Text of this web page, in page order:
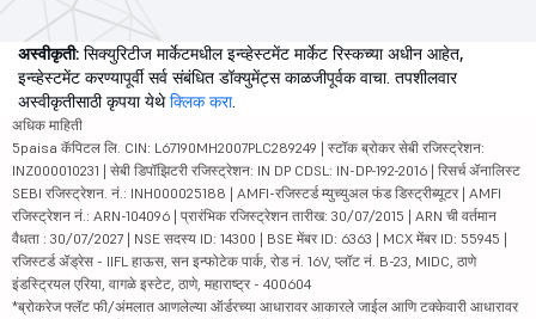
अस्वीकृती: सिक्युरिटीज मार्केटमधील इन्व्हेस्टमेंट मार्केट रिस्कच्या अधीन आहेत,
इन्व्हेस्टमेंट करण्यापूर्वी सर्व संबंधित डॉक्युमेंट्स काळजीपूर्वक वाचा. तपशीलवार
अस्वीकृतीसाठी कृपया येथेक्लिक करा.
अधिक माहिती
5paisa कॅपिटल लि. CIN: L67190MH2007PLC289249 | स्टॉक ब्रोकर सेबी रजिस्ट्रेशन:
INZ000010231 | सेबी डिपॉझिटरी रजिस्ट्रेशन: IN DP CDSL: IN-DP-192-2016 | रिसर्च ॲनालिस्ट
SEBI रजिस्ट्रेशन. नं.: INH000025188 | AMFI-रजिस्टर्ड म्युच्युअल फंड डिस्ट्रीब्यूटर | AMFI
रजिस्ट्रेशन नं.: ARN-104096 | प्रारंभिक रजिस्ट्रेशन तारीख: 30/07/2015 | ARN ची वर्तमान
वैधता : 30/07/2027 | NSE सदस्य ID: 14300 | BSE मेंबर ID: 6363 | MCX मेंबर ID: 55945 |
रजिस्टर्ड ॲड्रेस - IIFL हाऊस, सन इन्फोटेक पार्क, रोड नं. 16V, प्लॉट नं. B-23, MIDC, ठाणे
इंडस्ट्रियल एरिया, वागळे इस्टेट, ठाणे, महाराष्ट्र - 400604
*ब्रोकरेज फ्लॅट फी/अंमलात आणलेल्या ऑर्डरच्या आधारावर आकारले जाईल आणि टक्केवारी आधारावर